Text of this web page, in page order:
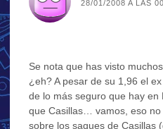
28/01/2008 A LAS
Se nota que has visto
¿eh? A pesar de su 1,96 el
de lo más seguro que hay
que Casillas… vamos, eso no
sobre los saques de Casillas